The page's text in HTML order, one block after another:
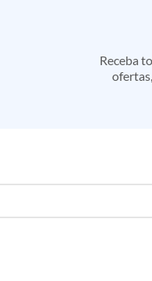
Receba